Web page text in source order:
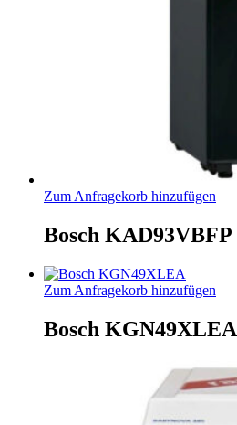
Zum Anfragekorb hinzufügen
Bosch KAD93VBFP
Zum Anfragekorb hinzufügen
Bosch KGN49XLEA